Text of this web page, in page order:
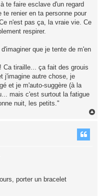
te faire esclave d'un regard
renier en ta personne pour
n'est pas ça, la vraie vie. Ce
respirer.
que je tente de m'en
Ca tiraille... ça fait des grouis
j'imagine autre chose, je
et je m'auto-suggère (à la
mais c'est surtout la fatigue
nuit, les petits."
porter un bracelet